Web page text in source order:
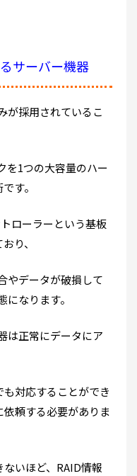
サーバー機器
が採用されているこ
を1つの大容量のハー
す。
ローラーという基板
り、
やデータが破損して
なります。
は正常にデータにア
対応することができ
頼する必要がありま
いほど、RAID情報